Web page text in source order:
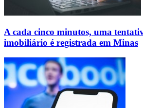
A cada cinco minutos, uma
imobiliário é registrada em Minas